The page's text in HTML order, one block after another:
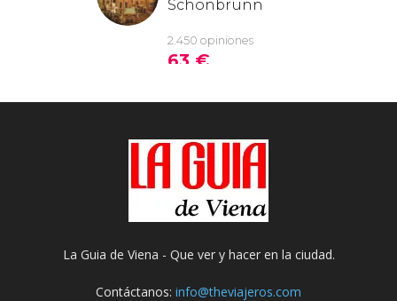
La Guia de Viena - Que ver y hacer en la ciudad.
Contáctanos: info@theviajeros.com